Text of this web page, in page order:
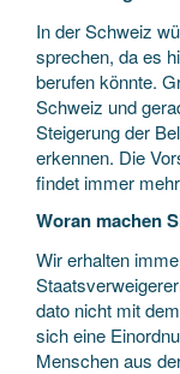
In der Schweiz
sprechen, da es
berufen könnte.
Schweiz und
Steigerung der
erkennen. Die
findet immer
Woran machen
Wir erhalten
dato nicht mit
sich eine
Menschen aus